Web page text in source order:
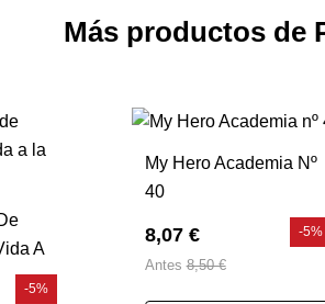
Más productos de
A
-5%
My Hero Academia Nº
40
8,07 €
Antes 8,50 €
-5%